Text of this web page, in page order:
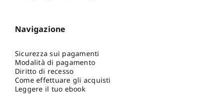
Navigazione
Sicurezza sui pagamenti
Modalità di pagamento
Diritto di recesso
Come effettuare gli acquisti
Leggere il tuo ebook